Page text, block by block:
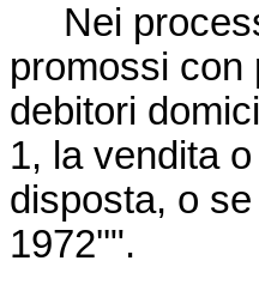
Nei
promossi con
debitori
1, la vendita
disposta, o
1972''".